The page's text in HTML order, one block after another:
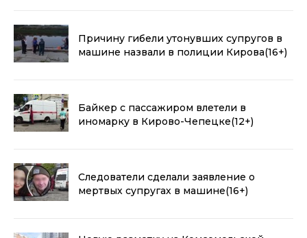
Причину гибели утонувших супругов в
машине назвали в полиции Кирова(16+)
Байкер с пассажиром влетели в
иномарку в Кирово-Чепецке(12+)
Следователи сделали заявление о
мертвых супругах в машине(16+)